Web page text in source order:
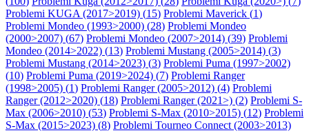
Problemi KUGA (2017>2019) (15) Problemi Maverick (1)
Problemi Mondeo (1993>2000) (28) Problemi Mondeo
(2000>2007) (67) Problemi Mondeo (2007>2014) (39) Problemi
Mondeo (2014>2022) (13) Problemi Mustang (2005>2014) (3)
Problemi Mustang (2014>2023) (3) Problemi Puma (1997>2002)
(10) Problemi Puma (2019>2024) (7) Problemi Ranger
(1998>2005) (1) Problemi Ranger (2005>2012) (4) Problemi
Ranger (2012>2020) (18) Problemi Ranger (2021>) (2) Problemi S-
Max (2006>2010) (53) Problemi S-Max (2010>2015) (12) Problemi
S-Max (2015>2023) (8) Problemi Tourneo Connect (2003>2013)